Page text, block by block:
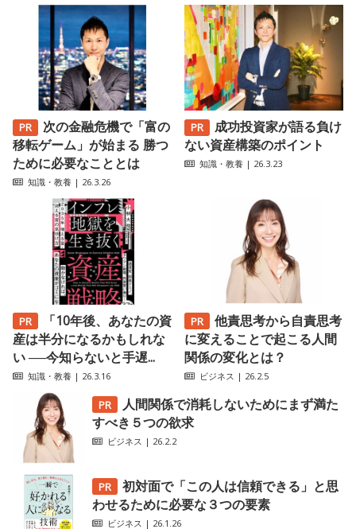
次の金融危機で「富の
移転ゲーム」が始まる 勝つ
ために必要なこととは
知識・教養 | 26.3.26
成功投資家が語る負け
ない資産構築のポイント
知識・教養 | 26.3.23
「10年後、あなたの資
産は半分になるかもしれな
い ──今知らないと手遅...
知識・教養 | 26.3.16
他責思考から自責思考
に変えることで起こる人間
関係の変化とは？
ビジネス | 26.2.5
人間関係で消耗しないためにまず満た
すべき５つの欲求
ビジネス | 26.2.2
初対面で「この人は信頼できる」と思
わせるために必要な３つの要素
ビジネス | 26.1.26